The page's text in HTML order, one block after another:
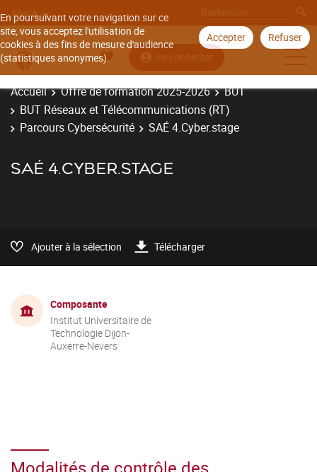
En poursuivant votre navigation sur ce
site, vous acceptez l'utilisation de
cookies à des fins de mesure d'audience
(statistiques anonymes).
Accepter Refuser
Aller à
Se connecter
Accueil Offre de formation 2025-2026
BUT
BUT Réseaux et Télécommunications (RT)
Parcours Cybersécurité
SAÉ 4.Cyber.stage
SAÉ 4.CYBER.STAGE
Ajouter à la sélection Télécharger
Composante
Institut Universitaire de
Technologie Dijon-
Auxerre-Nevers